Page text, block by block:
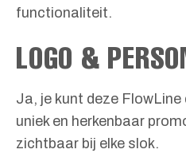
functionaliteit.
LOGO &
Ja, je kunt deze
uniek en herkenbaar
zichtbaar bij elke slok.